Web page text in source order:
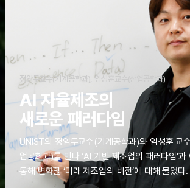
정임두교수(기계공학과), 임성훈교수(산업공학과)
AI 자율제조의
새로운 패러다임
UNIST의 정임두교수(기계공학과)와 임성훈 교
업공학과)를 만나 ‘AI 기반 제조업의 패러다임’과
통해 변화할 ‘미래 제조업의 비전’에 대해 물었다.